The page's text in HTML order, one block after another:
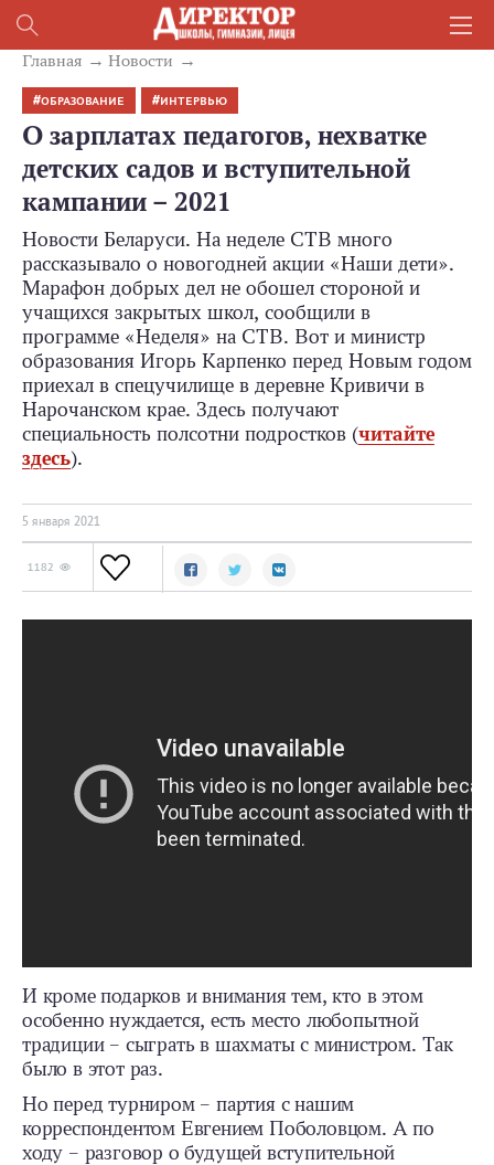
Главная Новости
ОБРАЗОВАНИЕ ИНТЕРВЬЮ
О зарплатах педагогов, нехватке
детских садов и вступительной
кампании – 2021
Новости Беларуси. На неделе СТВ много
рассказывало о новогодней акции «Наши дети».
Марафон добрых дел не обошел стороной и
учащихся закрытых школ, сообщили в
программе «Неделя» на СТВ. Вот и министр
образования Игорь Карпенко перед Новым годом
приехал в спецучилище в деревне Кривичи в
Нарочанском крае. Здесь получают
специальность полсотни подростков (читайте
здесь).
5 января 2021
1182
И кроме подарков и внимания тем, кто в этом
особенно нуждается, есть место любопытной
традиции – сыграть в шахматы с министром. Так
было в этот раз.
Но перед турниром – партия с нашим
корреспондентом Евгением Поболовцом. А по
ходу – разговор о будущей вступительной